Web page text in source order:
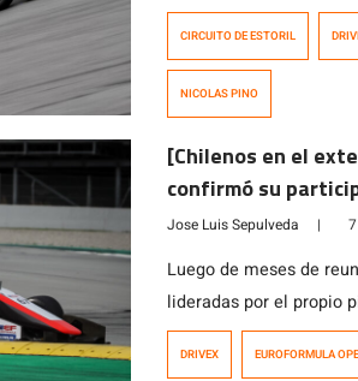
la categoría con la
en Portugal, donde
dos semana de haber
Series con autos […]
CIRCUITO DE ESTORIL
NICOLAS PINO
[Chilenos en el
confirmó su
Open para la
Jose Luis Sepulveda |
Luego de meses de
lideradas por el propio
regresa a los más
autos de fórmula,
DRIVEX EUROFORMULA